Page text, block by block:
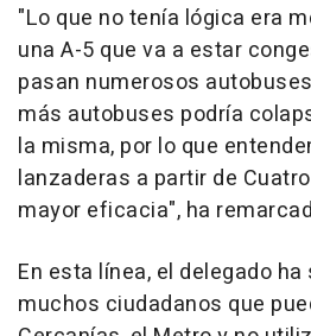
"Lo que no tenía lógica era
una A-5 que va a estar
pasan numerosos
más autobuses podría
la misma, por lo que
lanzaderas a partir de
mayor eficacia", ha
En esta línea, el delegado
muchos ciudadanos que